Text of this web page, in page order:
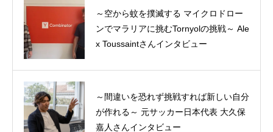
～空から蚊を撲滅する マイクロドロー
ンでマラリアに挑むTornyolの挑戦～ Ale
x Toussaintさんインタビュー
～間違いを恐れず挑戦すれば新しい自分
が作れる～ 元サッカー日本代表 大久保
嘉人さんインタビュー
Summer Entrepreneurship Experience
（短期起業体験）プチ体験記
MBA1年目を振り返る―10年追い続けた
夢が叶うまで、そしてその後の軌跡